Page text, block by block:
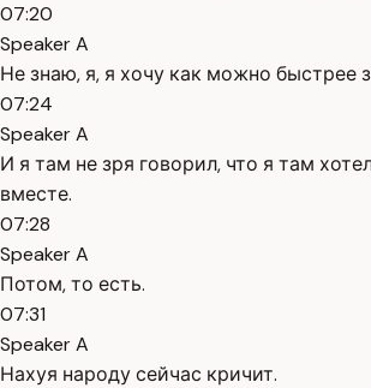
07:20
Speaker A
Не знаю, я, я хочу как можно быстрее
07:24
Speaker A
И я там не зря говорил, что я там
вместе.
07:28
Speaker A
Потом, то есть.
07:31
Speaker A
Нахуя народу сейчас кричит.